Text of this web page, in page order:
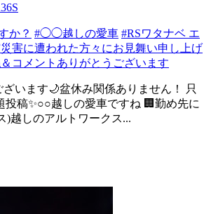
か？ #◯◯越しの愛車 #RSワタナベ エ
害に遭われた方々にお見舞い申し上げ
コメントありがとうございます
います🌙盆休み関係ありません！ 只
稿✨️○○越しの愛車ですね 🏢勤め先に
)越しのアルトワークス...